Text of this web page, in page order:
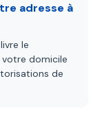
adresse à
le
domicile
de